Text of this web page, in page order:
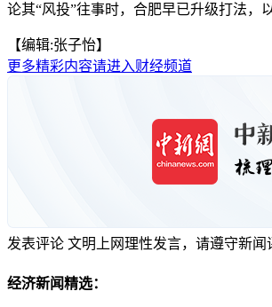
论其“风投”往事时，合肥早已升级打法，
【编辑:张子怡】
更多精彩内容请进入财经频道
发表评论 文明上网理性发言，请遵守新闻
经济新闻精选：